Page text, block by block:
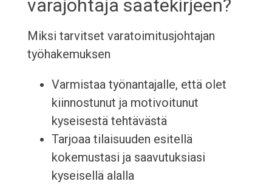
varajohtaja saatekirjeen?
Miksi tarvitset varatoimitusjohtajan
työhakemuksen
Varmistaa työnantajalle, että olet
kiinnostunut ja motivoitunut
kyseisestä tehtävästä
Tarjoaa tilaisuuden esitellä
kokemustasi ja saavutuksiasi
kyseisellä alalla